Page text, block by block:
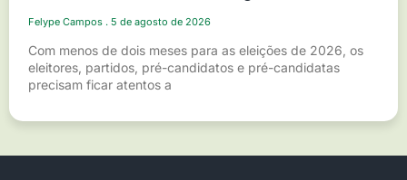
Felype Campos 5 de agosto de 2026
Com menos de dois meses para as eleições de 2026, os
eleitores, partidos, pré-candidatos e pré-candidatas
precisam ficar atentos a